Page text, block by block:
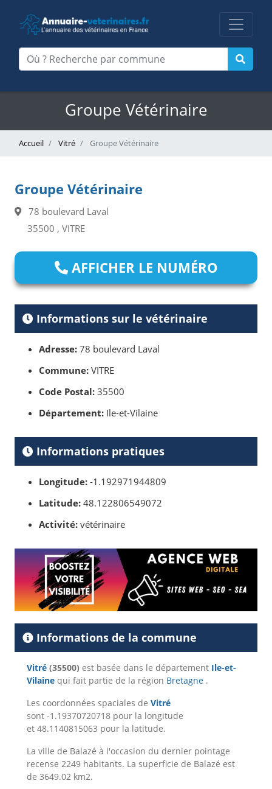
Groupe Vétérinaire
Accueil Vitré Groupe Vétérinaire
Groupe Vétérinaire
78 boulevard Laval
35500 , VITRE
AFFICHER LE NUMÉRO
Informations sur le vétérinaire
Adresse: 78 boulevard Laval
Commune: VITRE
Code Postal: 35500
Département: Ile-et-Vilaine
Informations pratiques
Longitude: -1.192971944809
Latitude: 48.122806549072
Activité: vétérinaire
Informations de la commune
Vitré (35500) est basée dans le département Ile-et-
Vilaine qui fait partie de la région Bretagne .
Les coordonnées spaciales de Vitré
sont -1.19370720718 pour la longitude
et 48.1140815063 pour la latitude.
La ville de Balazé à l'occasion du dernier pointage
recense 2249 habitants. La superficie de Balazé est
de 3649.02 km2.